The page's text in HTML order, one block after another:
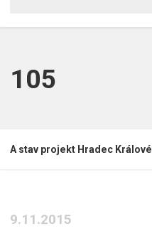
105
A stav projekt Hradec Králové
9.11.2015